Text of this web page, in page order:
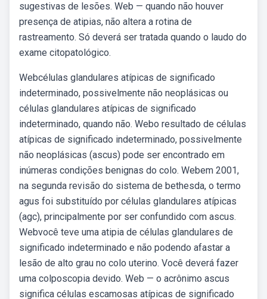
sugestivas de lesões. Web — quando não houver
presença de atipias, não altera a rotina de
rastreamento. Só deverá ser tratada quando o laudo do
exame citopatológico.
Webcélulas glandulares atípicas de significado
indeterminado, possivelmente não neoplásicas ou
células glandulares atípicas de significado
indeterminado, quando não. Webo resultado de células
atípicas de significado indeterminado, possivelmente
não neoplásicas (ascus) pode ser encontrado em
inúmeras condições benignas do colo. Webem 2001,
na segunda revisão do sistema de bethesda, o termo
agus foi substituído por células glandulares atípicas
(agc), principalmente por ser confundido com ascus.
Webvocê teve uma atipia de células glandulares de
significado indeterminado e não podendo afastar a
lesão de alto grau no colo uterino. Você deverá fazer
uma colposcopia devido. Web — o acrônimo ascus
significa células escamosas atípicas de significado